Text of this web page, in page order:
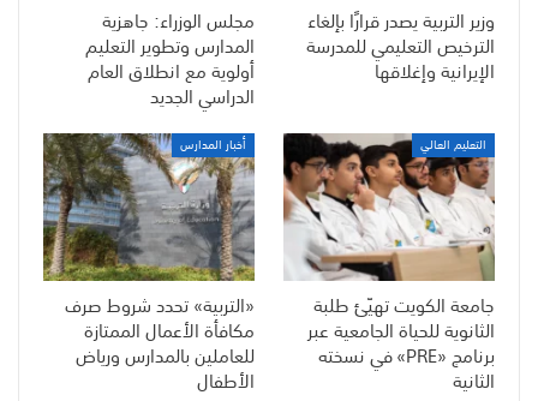
وزير التربية يصدر قرارًا بإلغاء
الترخيص التعليمي للمدرسة
الإيرانية وإغلاقها
مجلس الوزراء: جاهزية
المدارس وتطوير التعليم
أولوية مع انطلاق العام
الدراسي الجديد
التعليم العالي
جامعة الكويت تهيّئ طلبة
الثانوية للحياة الجامعية عبر
برنامج «PRE» في نسخته
الثانية
أخبار المدارس
«التربية» تحدد شروط صرف
مكافأة الأعمال الممتازة
للعاملين بالمدارس ورياض
الأطفال